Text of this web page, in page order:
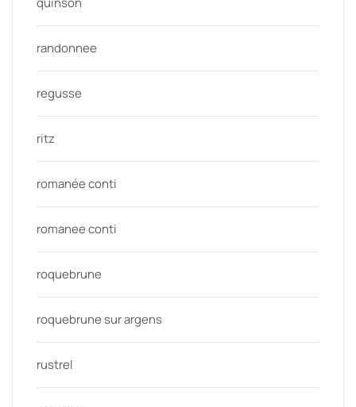
randonnee
regusse
ritz
romanée conti
romanee conti
roquebrune
roquebrune sur argens
rustrel